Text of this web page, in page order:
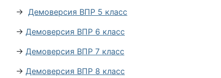
→ Демоверсия ВПР 5 класс
→ Демоверсия ВПР 6 класс
→ Демоверсия ВПР 7 класс
→ Демоверсия ВПР 8 класс